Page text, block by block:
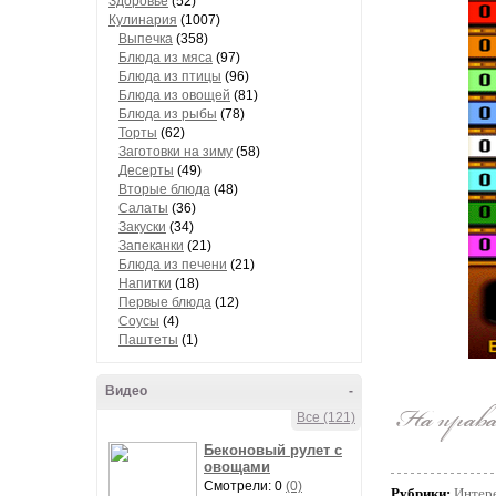
Кулинария (1007)
Выпечка (358)
Блюда из мяса (97)
Блюда из птицы (96)
Блюда из овощей (81)
Блюда из рыбы (78)
Торты (62)
Заготовки на зиму (58)
Десерты (49)
Вторые блюда (48)
Салаты (36)
Закуски (34)
Запеканки (21)
Блюда из печени (21)
Напитки (18)
Первые блюда (12)
Соусы (4)
Паштеты (1)
-
Видео
Все (121)
Беконовый рулет с
овощами
Смотрели: 0 (0)